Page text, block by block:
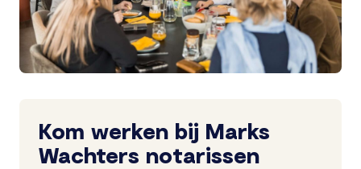
Kom werken bij Marks
Wachters notarissen